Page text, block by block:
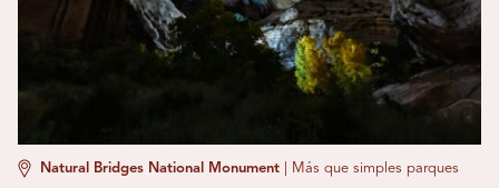
Natural Bridges National Monument Más que simples parques